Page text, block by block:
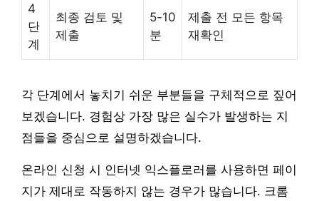
4
단
계
최종 검토 및
제출
5-10
분
제출 전 모든 항목
재확인
각 단계에서 놓치기 쉬운 부분들을 구체적으로 짚어
보겠습니다. 경험상 가장 많은 실수가 발생하는 지
점들을 중심으로 설명하겠습니다.
온라인 신청 시 인터넷 익스플로러를 사용하면 페이
지가 제대로 작동하지 않는 경우가 많습니다. 크롬